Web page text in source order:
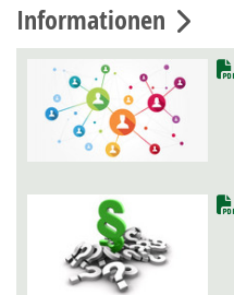
Informationen